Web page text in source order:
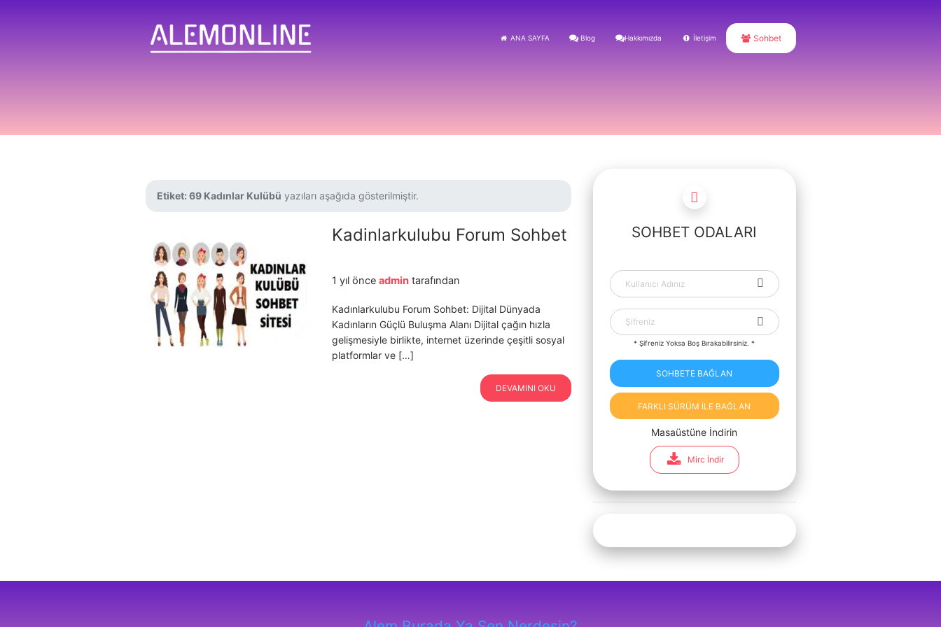
ANA SAYFA Blog Hakkımızda İletişim Sohbet
Etiket: 69 Kadınlar Kulübü yazıları aşağıda gösterilmiştir.
Kadinlarkulubu Forum Sohbet
1 yıl önce admintarafından
Kadınlarkulubu Forum Sohbet: Dijital Dünyada
Kadınların Güçlü Buluşma Alanı Dijital çağın hızla
gelişmesiyle birlikte, internet üzerinde çeşitli sosyal
platformlar ve […]
DEVAMINI OKU
SOHBET ODALARI
* Şifreniz Yoksa Boş Bırakabilirsiniz. *
SOHBETE BAĞLAN
FARKLI SÜRÜM İLE BAĞLAN
Masaüstüne İndirin
Mirc İndir